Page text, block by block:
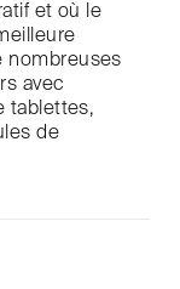
et où le
nombreuses
avec
tablettes,
de